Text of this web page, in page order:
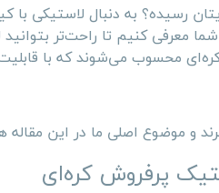
رسیده؟ به دنبال لاستیکی
محسوب می‌شوند که با
و موضوع اصلی ما در این مقاله